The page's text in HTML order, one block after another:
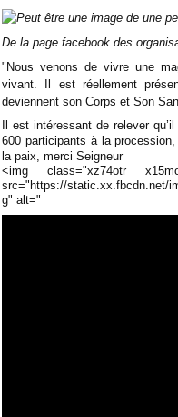
De la page facebook des
"Nous venons de vivre une
vivant. Il est réellement
deviennent son Corps et Son
Il est intéressant de relever
600 participants à la
la paix, merci Seigneur
<img class="xz74otr
src="https://static.xx.fbcdn.net/
g" alt="